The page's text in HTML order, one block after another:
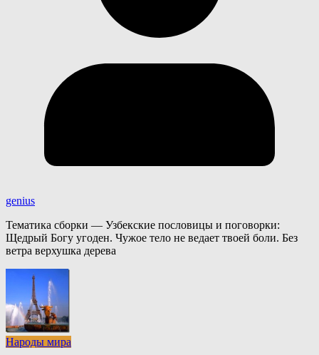
genius
Тематика сборки — Узбекские пословицы и поговорки:
Щедрый Богу угоден. Чужое тело не ведает твоей боли. Без
ветра верхушка дерева
Народы мира